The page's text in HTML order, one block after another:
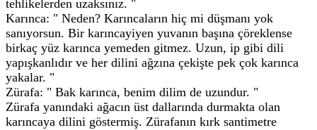
tehlikelerden uzaksınız. "
Karınca: " Neden? Karıncaların hiç mi düşmanı yok
sanıyorsun. Bir karıncayiyen yuvanın başına çöreklense
birkaç yüz karınca yemeden gitmez. Uzun, ip gibi dili
yapışkanlıdır ve her dilini ağzına çekişte pek çok karınca
yakalar. "
Zürafa: " Bak karınca, benim dilim de uzundur. "
Zürafa yanındaki ağacın üst dallarında durmakta olan
karıncaya dilini göstermiş. Zürafanın kırk santimetre